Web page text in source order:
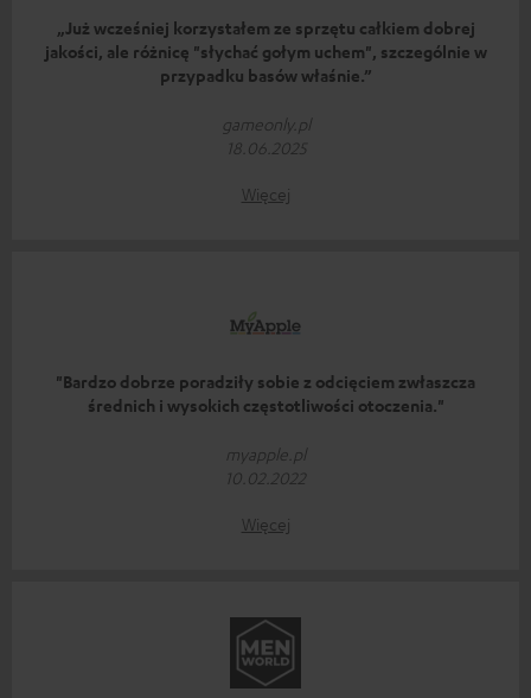
„Już wcześniej korzystałem ze sprzętu całkiem dobrej
jakości, ale różnicę "słychać gołym uchem", szczególnie w
przypadku basów właśnie.”
gameonly.pl
18.06.2025
Więcej
"Bardzo dobrze poradziły sobie z odcięciem zwłaszcza
średnich i wysokich częstotliwości otoczenia."
myapple.pl
10.02.2022
Więcej